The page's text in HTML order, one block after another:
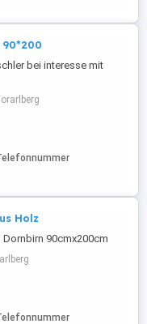
bei interesse mit
Holz
Dornbirn 90cmx200cm